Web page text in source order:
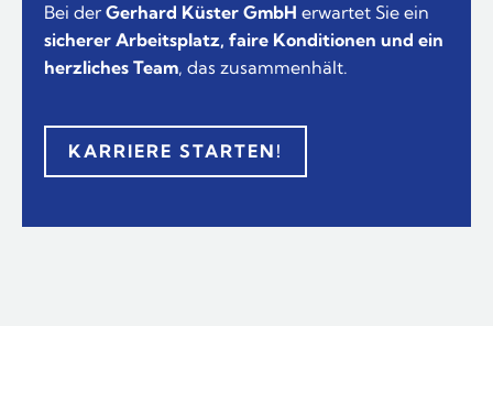
Bei der Gerhard Küster GmbH erwartet Sie ein
sicherer Arbeitsplatz, faire Konditionen und ein
herzliches Team, das zusammenhält.
KARRIERE STARTEN!